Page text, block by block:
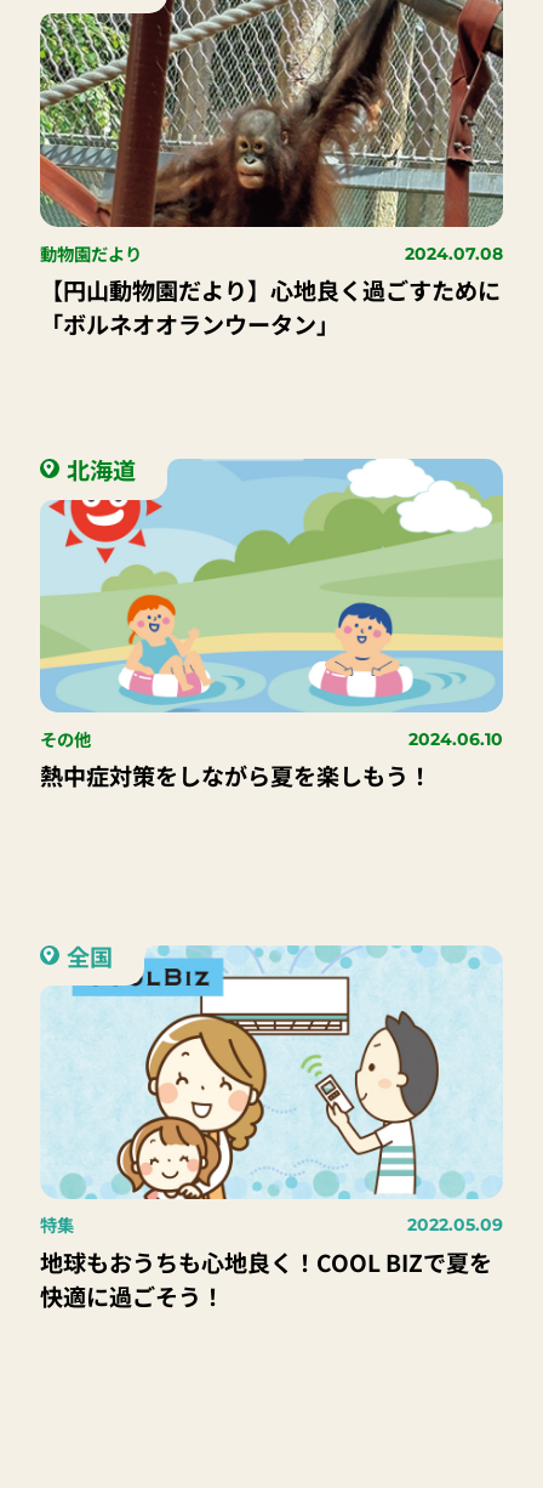
動物園だより 2024.07.08
【円山動物園だより】心地良く過ごすために
「ボルネオオランウータン」
北海道
その他 2024.06.10
熱中症対策をしながら夏を楽しもう！
全国
特集 2022.05.09
地球もおうちも心地良く！COOL BIZで夏を
快適に過ごそう！